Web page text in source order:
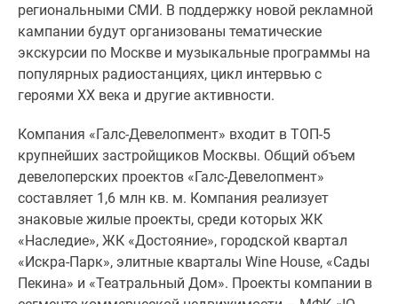
ипотека
#рассрочка
ИТ-
ипотека
Квартиры
скидками
41%
Видео
360°
новостроек
Субсидированная
застройщиком
региональными СМИ. В поддержку новой рекламной
кампании будут организованы тематические
экскурсии по Москве и музыкальные программы на
популярных радиостанциях, цикл интервью с
героями XX века и другие активности.
Компания «Галс-Девелопмент» входит в ТОП-5
крупнейших застройщиков Москвы. Общий объем
девелоперских проектов «Галс-Девелопмент»
составляет 1,6 млн кв. м. Компания реализует
знаковые жилые проекты, среди которых ЖК
«Наследие», ЖК «Достояние», городской квартал
«Искра-Парк», элитные кварталы Wine House, «Сады
Пекина» и «Театральный Дом». Проекты компании в